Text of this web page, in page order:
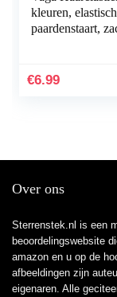
kleuren,
paardenstaart,
€6.99
Over ons
Sterrenstek.nl is een
beoordelingswebsite
amazon en u op de
afbeeldingen zijn
eigenaren. Alle